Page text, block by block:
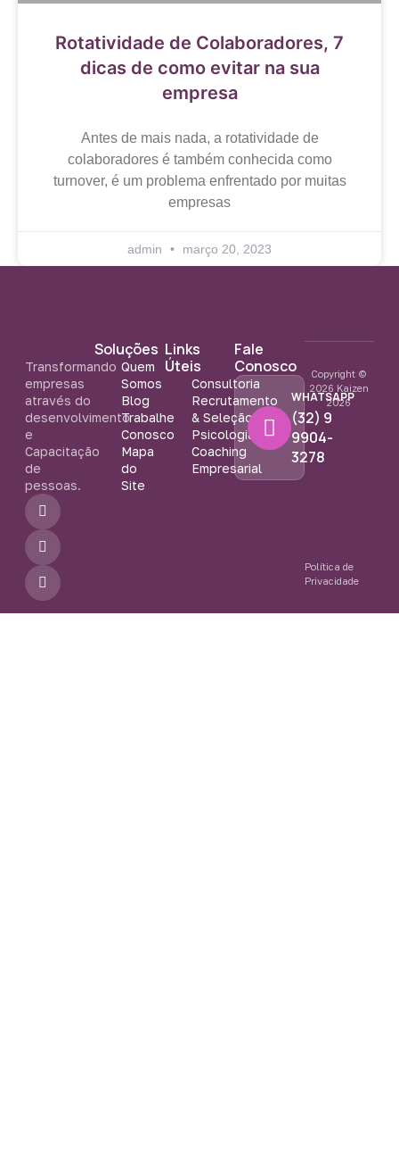
Rotatividade de Colaboradores, 7
dicas de como evitar na sua
empresa
Antes de mais nada, a rotatividade de
colaboradores é também conhecida como
turnover, é um problema enfrentado por muitas
empresas
admin março 20, 2023
Transformando
empresas
através do
desenvolvimento
e
Capacitação
de
pessoas.
F
a
c
e
b
o
o
k
-
n
s
t
a
g
r
a
m
Y
o
u
t
u
b
e
Soluções
Quem
Somos
Blog
Trabalhe
Conosco
Mapa
do
Site
Links
Úteis
Consultoria
Recrutamento
& Seleção
Psicologia
Coaching
Empresarial
Fale
Conosco
WHATSAPP
(32) 9
9904-
3278
Copyright ©
2026 Kaizen
2026
Política de
Privacidade